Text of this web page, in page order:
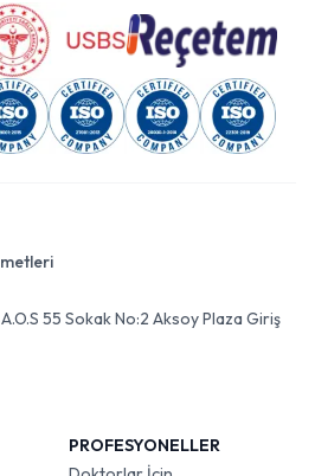
55 Sokak No:2 Aksoy Plaza Giriş
PROFESYONELLER